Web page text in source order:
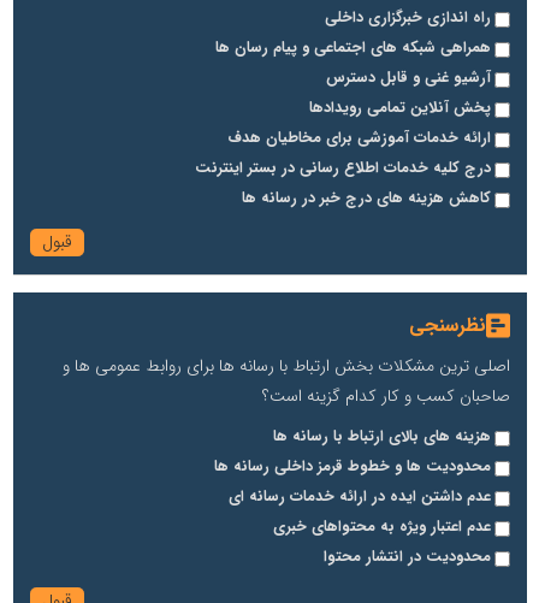
راه اندازی خبرگزاری داخلی
همراهی شبکه های اجتماعی و پیام رسان ها
آرشیو غنی و قابل دسترس
پخش آنلاین تمامی رویدادها
ارائه خدمات آموزشی برای مخاطیان هدف
درج کلیه خدمات اطلاع رسانی در بستر اینترنت
کاهش هزینه های درج خبر در رسانه ها
نظرسنجی
اصلی ترین مشکلات بخش ارتباط با رسانه ها برای روابط عمومی ها و
صاحبان کسب و کار کدام گزینه است؟
هزینه های بالای ارتباط با رسانه ها
محدودیت ها و خطوط قرمز داخلی رسانه ها
عدم داشتن ایده در ارائه خدمات رسانه ای
عدم اعتبار ویژه به محتواهای خبری
محدودیت در انتشار محتوا